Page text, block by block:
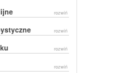
rozwiń
rozwiń
rozwiń
rozwiń